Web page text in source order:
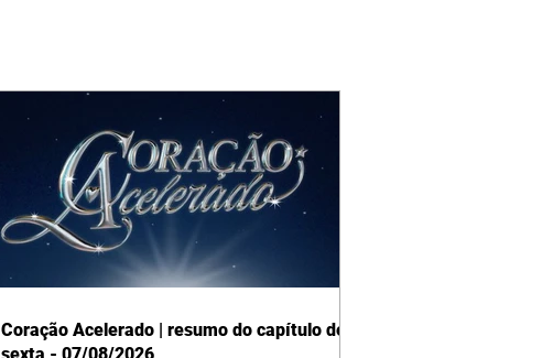
Coração Acelerado | resumo do capítulo de